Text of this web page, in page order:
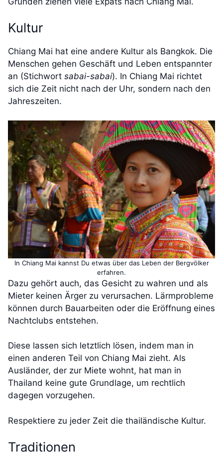
Kultur
Chiang Mai hat eine andere Kultur als Bangkok. Die
Menschen gehen Geschäft und Leben entspannter
an (Stichwort sabai-sabai). In Chiang Mai richtet
sich die Zeit nicht nach der Uhr, sondern nach den
Jahreszeiten.
In Chiang Mai kannst Du etwas über das Leben der Bergvölker
erfahren.
Dazu gehört auch, das Gesicht zu wahren und als
Mieter keinen Ärger zu verursachen. Lärmprobleme
können durch Bauarbeiten oder die Eröffnung eines
Nachtclubs entstehen.
Diese lassen sich letztlich lösen, indem man in
einen anderen Teil von Chiang Mai zieht. Als
Ausländer, der zur Miete wohnt, hat man in
Thailand keine gute Grundlage, um rechtlich
dagegen vorzugehen.
Respektiere zu jeder Zeit die thailändische Kultur.
Traditionen